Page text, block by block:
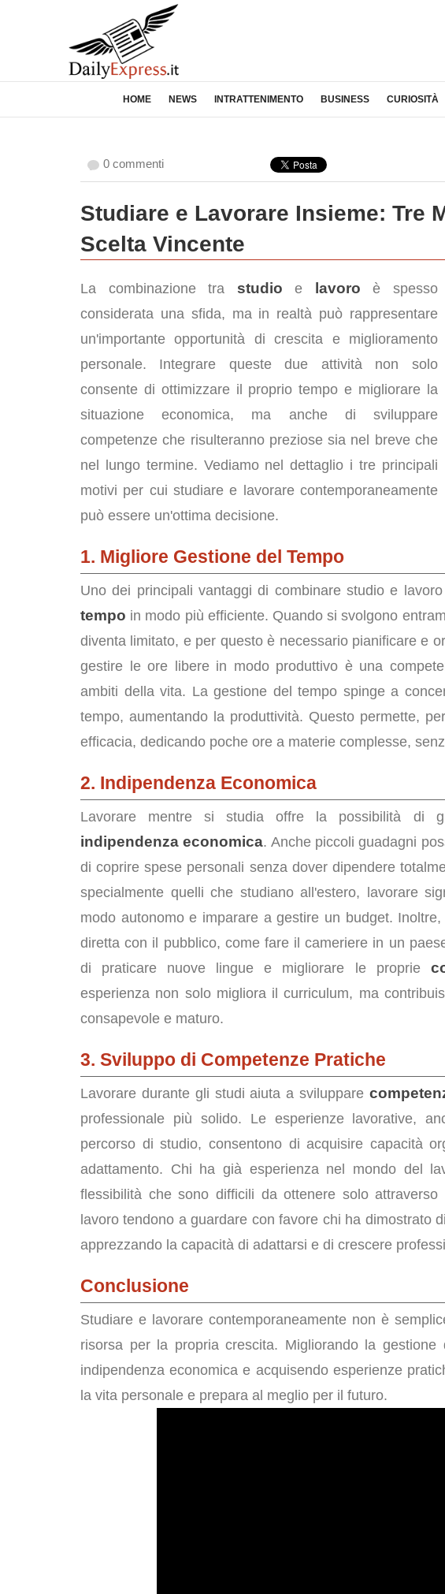
HOME NEWS INTRATTENIMENTO BUSINESS CURIOSITÀ
0 commenti
Studiare e Lavorare Insieme: Tre
Scelta Vincente
La combinazione tra studio e lavoro è spesso
considerata una sfida, ma in realtà può rappresentare
un'importante opportunità di crescita e miglioramento
personale. Integrare queste due attività non solo
consente di ottimizzare il proprio tempo e migliorare la
situazione economica, ma anche di sviluppare
competenze che risulteranno preziose sia nel breve che
nel lungo termine. Vediamo nel dettaglio i tre principali
motivi per cui studiare e lavorare contemporaneamente
può essere un'ottima decisione.
1. Migliore Gestione del Tempo
Uno dei principali vantaggi di combinare studio e
tempo in modo più efficiente. Quando si svolgono
diventa limitato, e per questo è necessario pianificare e
gestire le ore libere in modo produttivo è una
ambiti della vita. La gestione del tempo spinge a
tempo, aumentando la produttività. Questo permette,
efficacia, dedicando poche ore a materie complesse,
2. Indipendenza Economica
Lavorare mentre si studia offre la possibilità di
indipendenza economica. Anche piccoli guadagni
di coprire spese personali senza dover dipendere
specialmente quelli che studiano all'estero, lavorare
modo autonomo e imparare a gestire un budget.
diretta con il pubblico, come fare il cameriere in un
di praticare nuove lingue e migliorare le proprie
esperienza non solo migliora il curriculum, ma
consapevole e maturo.
3. Sviluppo di Competenze Pratiche
Lavorare durante gli studi aiuta a sviluppare
professionale più solido. Le esperienze lavorative,
percorso di studio, consentono di acquisire capacità
adattamento. Chi ha già esperienza nel mondo del
flessibilità che sono difficili da ottenere solo
lavoro tendono a guardare con favore chi ha dimostrato
apprezzando la capacità di adattarsi e di crescere
Conclusione
Studiare e lavorare contemporaneamente non è
risorsa per la propria crescita. Migliorando la
indipendenza economica e acquisendo esperienze
la vita personale e prepara al meglio per il futuro.